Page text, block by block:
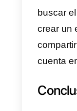
para
idea
tu